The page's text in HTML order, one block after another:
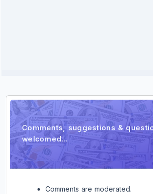
Comments, suggestions &
welcomed...
Comments are moderated.
Comentario